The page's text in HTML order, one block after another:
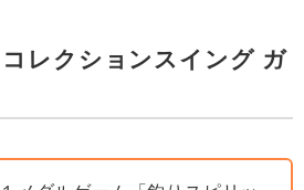
レクションスイング ガ